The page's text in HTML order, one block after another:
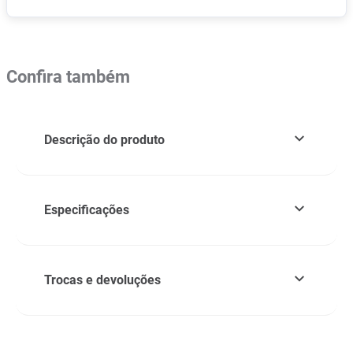
Confira também
Descrição do produto
Especificações
Trocas e devoluções